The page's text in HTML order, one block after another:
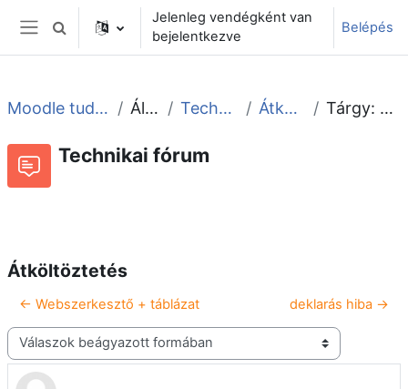
Tovább a fő tartalomhoz
Oldalpanel
Keresési bemeneti adatok váltása
Jelenleg vendégként van
bejelentkezve
Belépés
Moodle tudástár és fórum Általános Technikai fórum Átköltöztetés Tárgy: Átköltöztetés
Technikai fórum
Átköltöztetés
← Webszerkesztő + táblázat deklarás hiba →
Megjelenítési mód